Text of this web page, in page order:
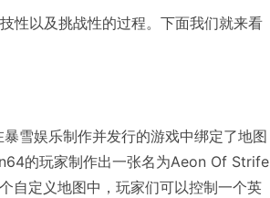
性以及挑战性的过程。下面我们就来看
雪娱乐制作并发行的游戏中绑定了地图
的玩家制作出一张名为Aeon Of Strife
自定义地图中，玩家们可以控制一个英